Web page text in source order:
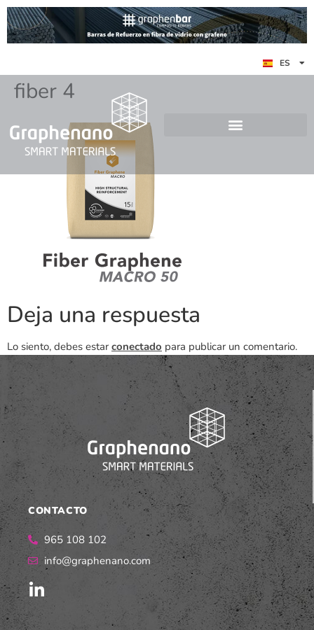
ES
EN
DE
fiber 4
Deja una respuesta
Lo siento, debes estar conectado para publicar un comentario.
CONTACTO
965 108 102
info@graphenano.com